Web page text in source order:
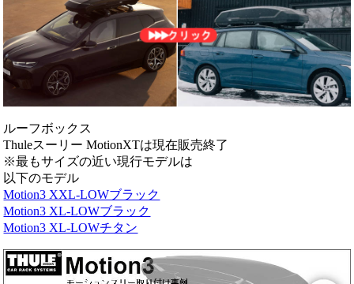
ルーフボックス
Thuleスーリー MotionXTは現在販売終了
※最もサイズの近い現行モデルは
以下のモデル
Motion3 XXL-LOWブラック
Motion3 XL-LOWブラック
Motion3 XL-LOWチタン